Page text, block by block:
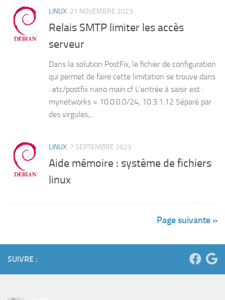
LINUX 21 NOVEMBRE 2023
Relais SMTP limiter les accès
serveur
Dans la solution PostFix, le fichier de configuration
qui permet de faire cette limitation se trouve dans
: etc/postfix nano main.cf L’entrée à saisir est :
mynetworks = 10.0.0.0/24, 10.3.1.12 Séparé par
des virgules,...
LINUX 7 SEPTEMBRE 2023
Aide mémoire : système de fichiers
linux
Page suivante »
SUIVRE :